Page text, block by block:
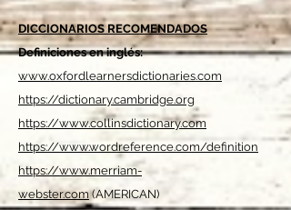
DICCIONARIOS RECOMENDADOS
Definiciones en inglés:
www.oxfordlearnersdictionaries.com
https://dictionary.cambridge.org
https://www.collinsdictionary.com
https://www.wordreference.com/definition
https://www.merriam-
webster.com(AMERICAN)